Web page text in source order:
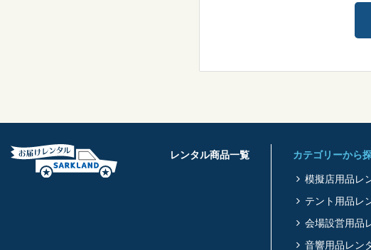
レンタル商品一覧 カテゴリーから
模擬店用品レ
テント用品レ
会場設営用品
音響用品レン